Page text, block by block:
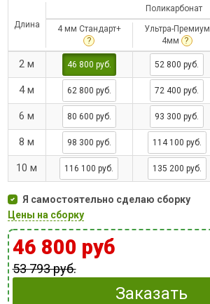
Длина
Поликарбонат
4 мм Стандарт+
?
Ультра-Премиум
4мм
?
2 м 46 800 руб. 52 800 руб.
4 м 62 800 руб. 72 400 руб.
6 м 80 600 руб. 93 300 руб.
8 м 98 300 руб. 114 100 руб.
10 м 116 100 руб. 135 200 руб.
Я самостоятельно сделаю сборку
Цены на сборку
46 800 руб
53 793 руб.
Заказать